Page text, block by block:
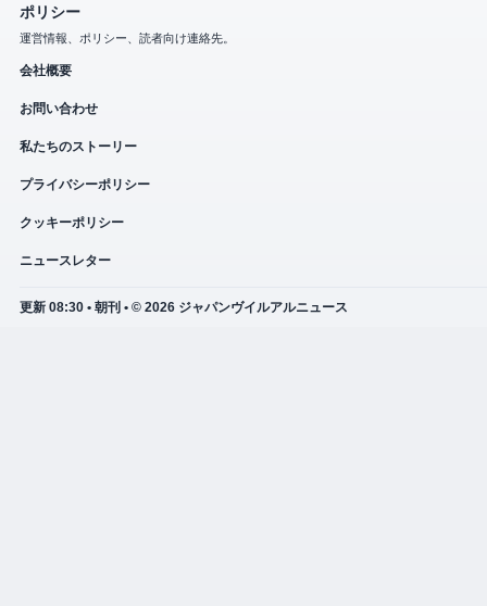
ポリシー
運営情報、ポリシー、読者向け連絡先。
会社概要
お問い合わせ
私たちのストーリー
プライバシーポリシー
クッキーポリシー
ニュースレター
更新 08:30 • 朝刊 • © 2026 ジャパンヴイルアルニュース